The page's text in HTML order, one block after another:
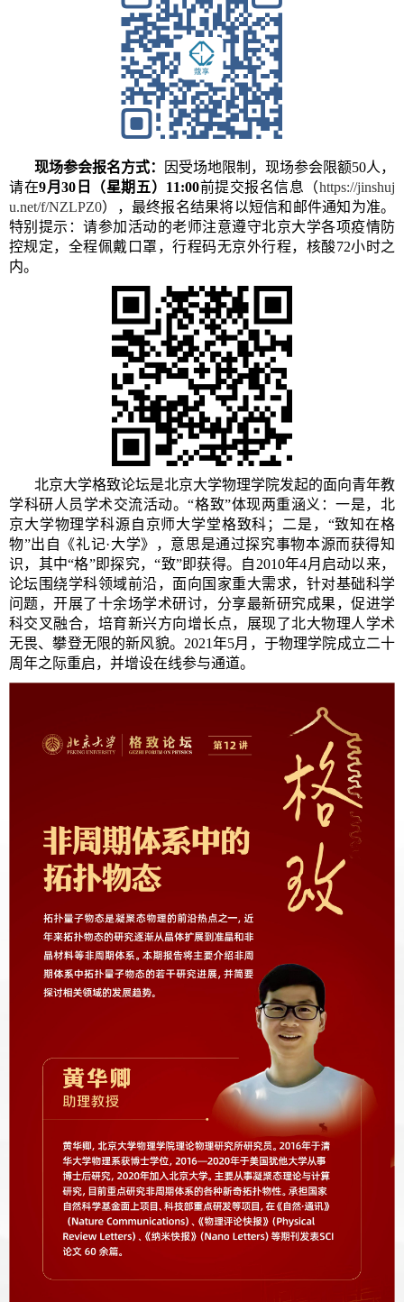
现场参会报名方式：
因受场地限制，现场参会限额50人，
请在9月30日（星期五）11:00前提交报名信息（https://jinshuj
u.net/f/NZLPZ0），最终报名结果将以短信和邮件通知为准。
特别提示：请参加活动的老师注意遵守北京大学各项疫情防
控规定，全程佩戴口罩，行程码无京外行程，核酸72小时之
内。
北京大学格致论坛是北京大学物理学院发起的面向青年教
学科研人员学术交流活动。“格致”体现两重涵义：一是，北
京大学物理学科源自京师大学堂格致科；二是，“致知在格
物”出自《礼记·大学》，意思是通过探究事物本源而获得知
识，其中“格”即探究，“致”即获得。自2010年4月启动以来，
论坛围绕学科领域前沿，面向国家重大需求，针对基础科学
问题，开展了十余场学术研讨，分享最新研究成果，促进学
科交叉融合，培育新兴方向增长点，展现了北大物理人学术
无畏、攀登无限的新风貌。2021年5月，于物理学院成立二十
周年之际重启，并增设在线参与通道。